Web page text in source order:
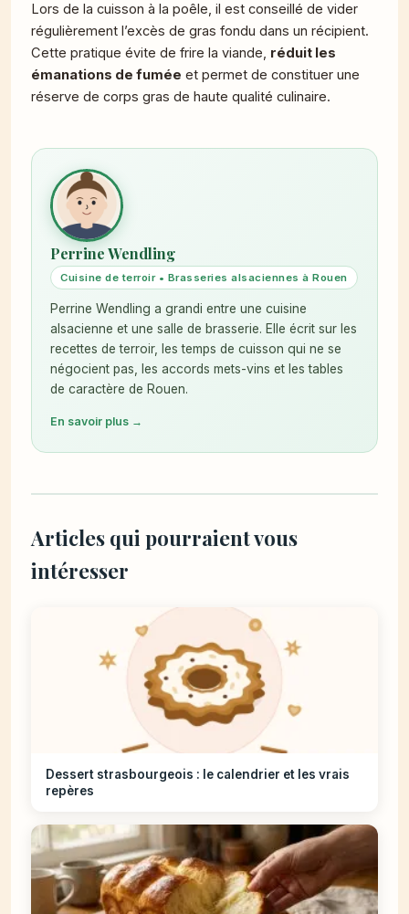
Lors de la cuisson à la poêle, il est conseillé de vider
régulièrement l’excès de gras fondu dans un récipient.
Cette pratique évite de frire la viande, réduit les
émanations de fumée et permet de constituer une
réserve de corps gras de haute qualité culinaire.
Perrine Wendling
Cuisine de terroir • Brasseries alsaciennes à Rouen
Perrine Wendling a grandi entre une cuisine
alsacienne et une salle de brasserie. Elle écrit sur les
recettes de terroir, les temps de cuisson qui ne se
négocient pas, les accords mets-vins et les tables
de caractère de Rouen.
En savoir plus →
Articles qui pourraient vous
intéresser
Dessert strasbourgeois : le calendrier et les vrais
repères